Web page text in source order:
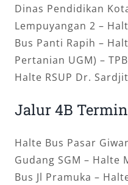
Dinas Pendidikan
Lempuyangan 2 –
Bus Panti Rapih –
Pertanian UGM) –
Halte RSUP Dr.
Jalur 4B
Halte Bus Pasar
Gudang SGM – Halte
Bus Jl Pramuka –